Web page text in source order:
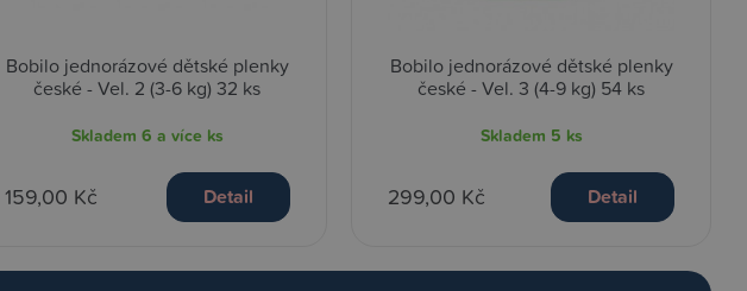
Bobilo jednorázové dětské plenky
české - Vel. 2 (3-6 kg) 32 ks
Skladem 6 a více ks
159,00 Kč Detail
Bobilo jednorázové dětské plenky
české - Vel. 3 (4-9 kg) 54 ks
Skladem 5 ks
299,00 Kč Detail